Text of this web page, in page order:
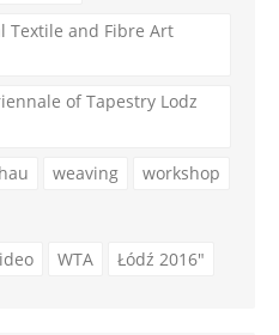
Textile and Fibre Art
of Tapestry Lodz
weaving
workshop
WTA Łódź 2016"